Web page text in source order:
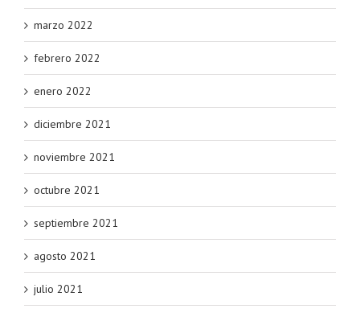
marzo 2022
febrero 2022
enero 2022
diciembre 2021
noviembre 2021
octubre 2021
septiembre 2021
agosto 2021
julio 2021